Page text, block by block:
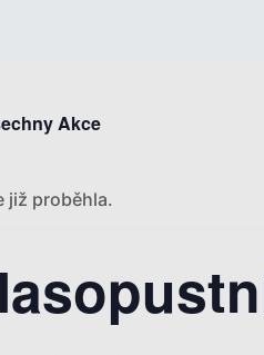
Akce
již proběhla.